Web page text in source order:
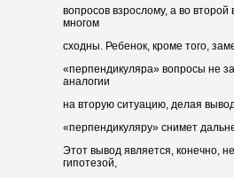
вопросов взрослому, а во
многом
сходны. Ребенок, кроме того,
«перпендикуляра» вопросы не
аналогии
на вторую ситуацию, делая
«перпендикуляру» снимет
Этот вывод является, конечно,
гипотезой,